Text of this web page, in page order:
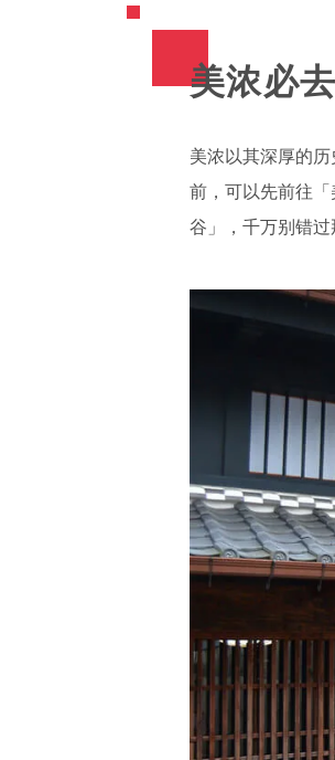
美浓必
美浓以其深厚的
前，可以先前往
谷」，千万别错过